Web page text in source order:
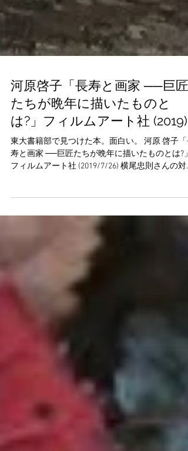
河原啓子「長寿と画家 ──巨匠
たちが晩年に描いたものと
は?」フィルムアート社 (2019)
寿と画家 ──巨匠たちが晩年に描いたものとは?」
集「創造&老年 横尾忠則と9人の生涯現役クリエ
ターによる対談集」SBクリエイティブ...